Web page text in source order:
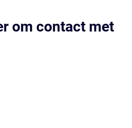
om contact met